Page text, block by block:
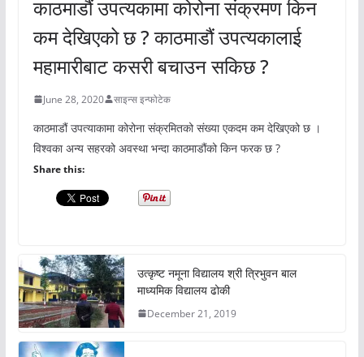
काठमाडौं उपत्यकामा कोरोना संक्रमण किन
कम देखिएको छ ? काठमाडौं उपत्यकालाई
महामारीबाट कसरी बचाउन सकिछ ?
June 28, 2020 साइन्स इन्फोटेक
काठमाडौं उपत्याकामा कोरोना संक्रमितको संख्या एकदम कम देखिएको छ ।
विश्वका अन्य सहरको अवस्था भन्दा काठमाडौंको किन फरक छ ?
Share this:
उत्कृष्ट नमूना विद्यालय श्री त्रिभुवन बाल
माध्यमिक विद्यालय ढोकी
December 21, 2019